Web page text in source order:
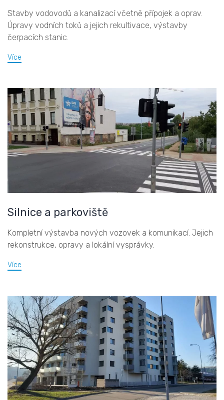
Stavby vodovodů a kanalizací včetně přípojek a oprav.
Úpravy vodních toků a jejich rekultivace, výstavby
čerpacích stanic.
Více
Silnice a parkoviště
Kompletní výstavba nových vozovek a komunikací. Jejich
rekonstrukce, opravy a lokální vysprávky.
Více